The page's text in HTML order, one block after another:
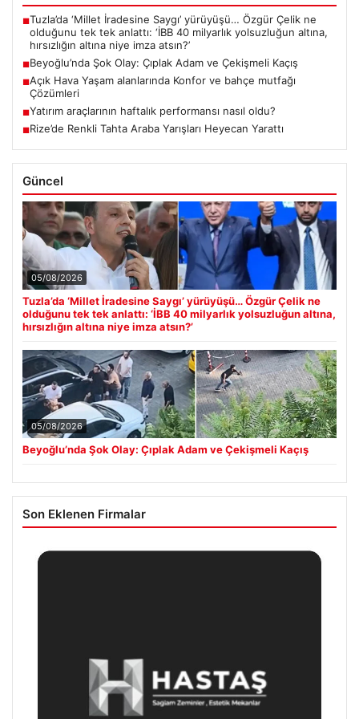
■Tuzla’da ‘Millet İradesine Saygı’ yürüyüşü… Özgür Çelik ne
olduğunu tek tek anlattı: ‘İBB 40 milyarlık yolsuzluğun altına,
hırsızlığın altına niye imza atsın?’
■Beyoğlu’nda Şok Olay: Çıplak Adam ve Çekişmeli Kaçış
■Açık Hava Yaşam alanlarında Konfor ve bahçe mutfağı
Çözümleri
■Yatırım araçlarının haftalık performansı nasıl oldu?
■Rize’de Renkli Tahta Araba Yarışları Heyecan Yarattı
Güncel
05/08/2026
Tuzla’da ‘Millet İradesine Saygı’ yürüyüşü… Özgür Çelik ne
olduğunu tek tek anlattı: ‘İBB 40 milyarlık yolsuzluğun altına,
hırsızlığın altına niye imza atsın?’
05/08/2026
Beyoğlu’nda Şok Olay: Çıplak Adam ve Çekişmeli Kaçış
Son Eklenen Firmalar